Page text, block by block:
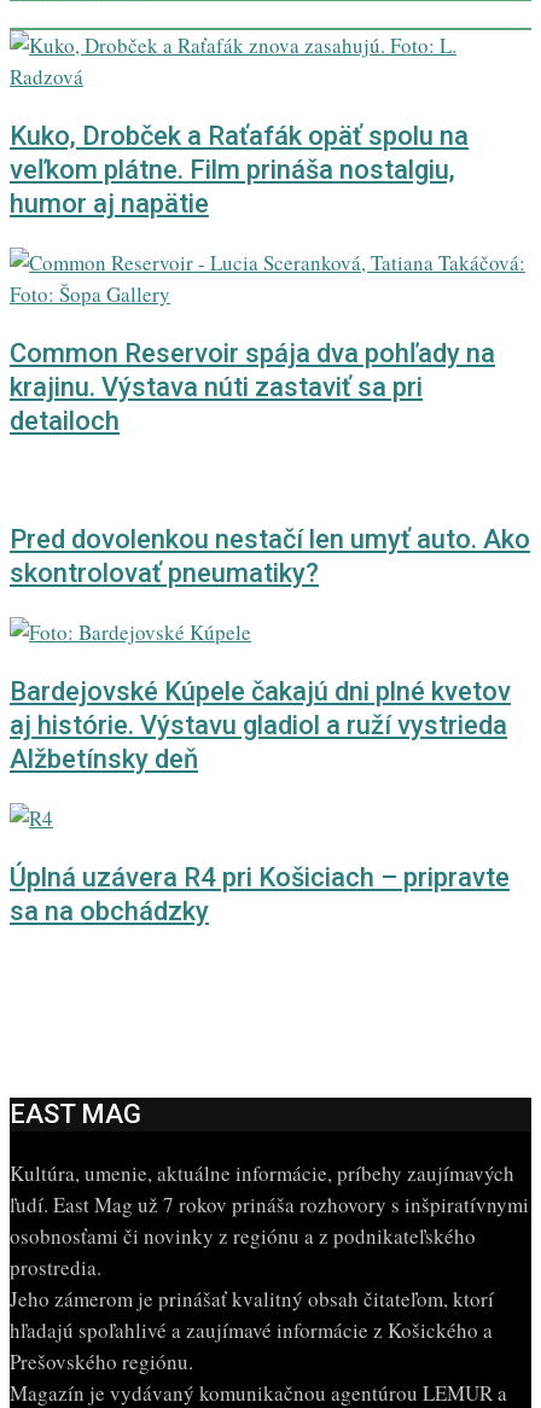
Kuko, Drobček a Raťafák opäť spolu na
veľkom plátne. Film prináša nostalgiu,
humor aj napätie
Common Reservoir spája dva pohľady na
krajinu. Výstava núti zastaviť sa pri
detailoch
Pred dovolenkou nestačí len umyť auto. Ako
skontrolovať pneumatiky?
Bardejovské Kúpele čakajú dni plné kvetov
aj histórie. Výstavu gladiol a ruží vystrieda
Alžbetínsky deň
Úplná uzávera R4 pri Košiciach – pripravte
sa na obchádzky
EAST MAG
Kultúra, umenie, aktuálne informácie, príbehy zaujímavých
ľudí. East Mag už 7 rokov prináša rozhovory s inšpiratívnymi
osobnosťami či novinky z regiónu a z podnikateľského
prostredia.
Jeho zámerom je prinášať kvalitný obsah čitateľom, ktorí
hľadajú spoľahlivé a zaujímavé informácie z Košického a
Prešovského regiónu.
Magazín je vydávaný komunikačnou agentúrou LEMUR a